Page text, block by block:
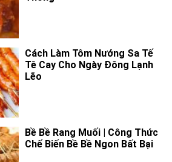
Cách Làm Tôm Nướng Sa Tế
Tê Cay Cho Ngày Đông Lạnh
Lẽo
Bề Bề Rang Muối | Công Thức
Chế Biến Bề Bề Ngon Bất Bại